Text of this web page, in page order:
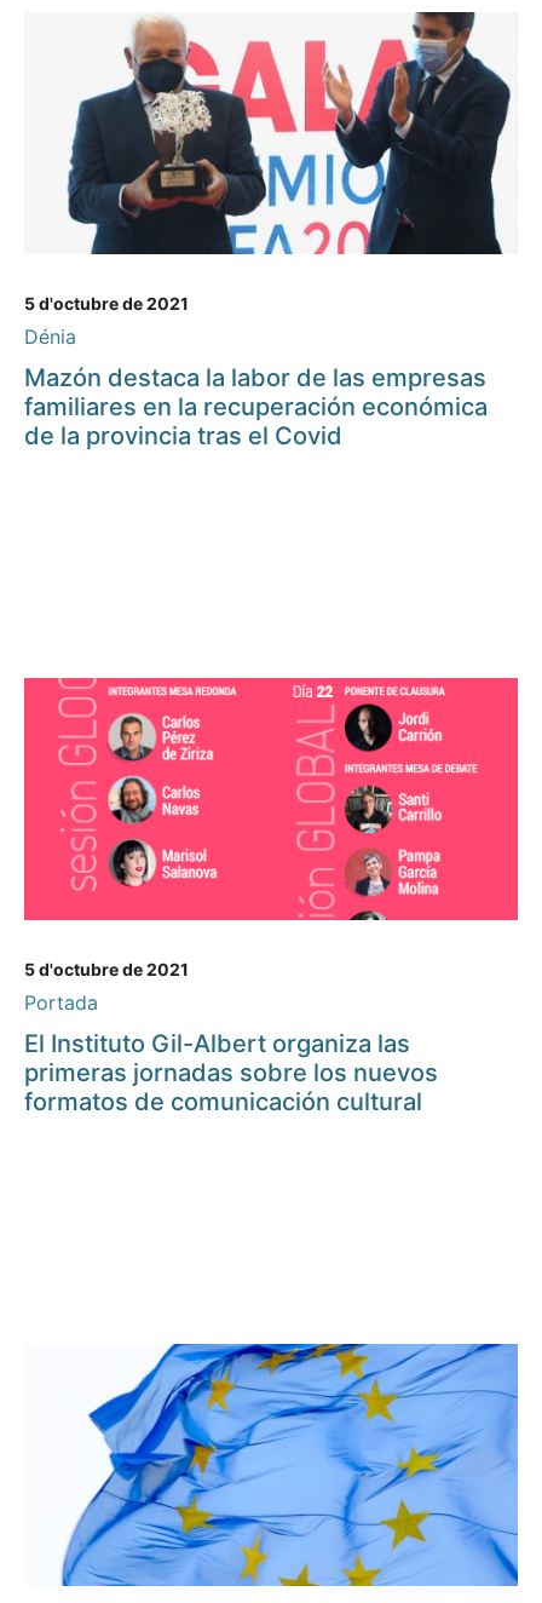
5 d'octubre de 2021
Dénia
Mazón destaca la labor de las empresas
familiares en la recuperación económica
de la provincia tras el Covid
5 d'octubre de 2021
Portada
El Instituto Gil-Albert organiza las
primeras jornadas sobre los nuevos
formatos de comunicación cultural